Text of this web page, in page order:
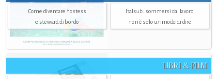
Come diventare hostess
e steward di bordo
Italsub: sommersi dal lavoro
non è solo un modo di dire
LIBRI & FILM